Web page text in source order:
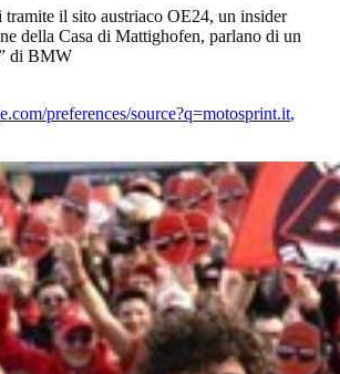
il sito austriaco OE24, un insider
della Casa di Mattighofen, parlano di un
di BMW
preferences/source?q=motosprint.it,